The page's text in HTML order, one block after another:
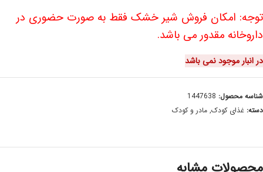
توجه: امکان فروش شیر خشک فقط به صورت حضوری در
داروخانه مقدور می باشد.
در انبار موجود نمی باشد
شناسه محصول: 1447638
دسته: غذای کودک, مادر و کودک
محصولات مشابه